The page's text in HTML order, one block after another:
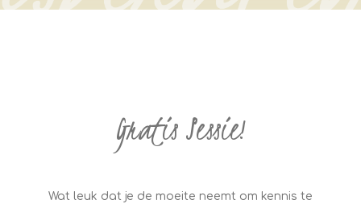
Gratis Sessie!
Wat leuk dat je de moeite neemt om kennis te